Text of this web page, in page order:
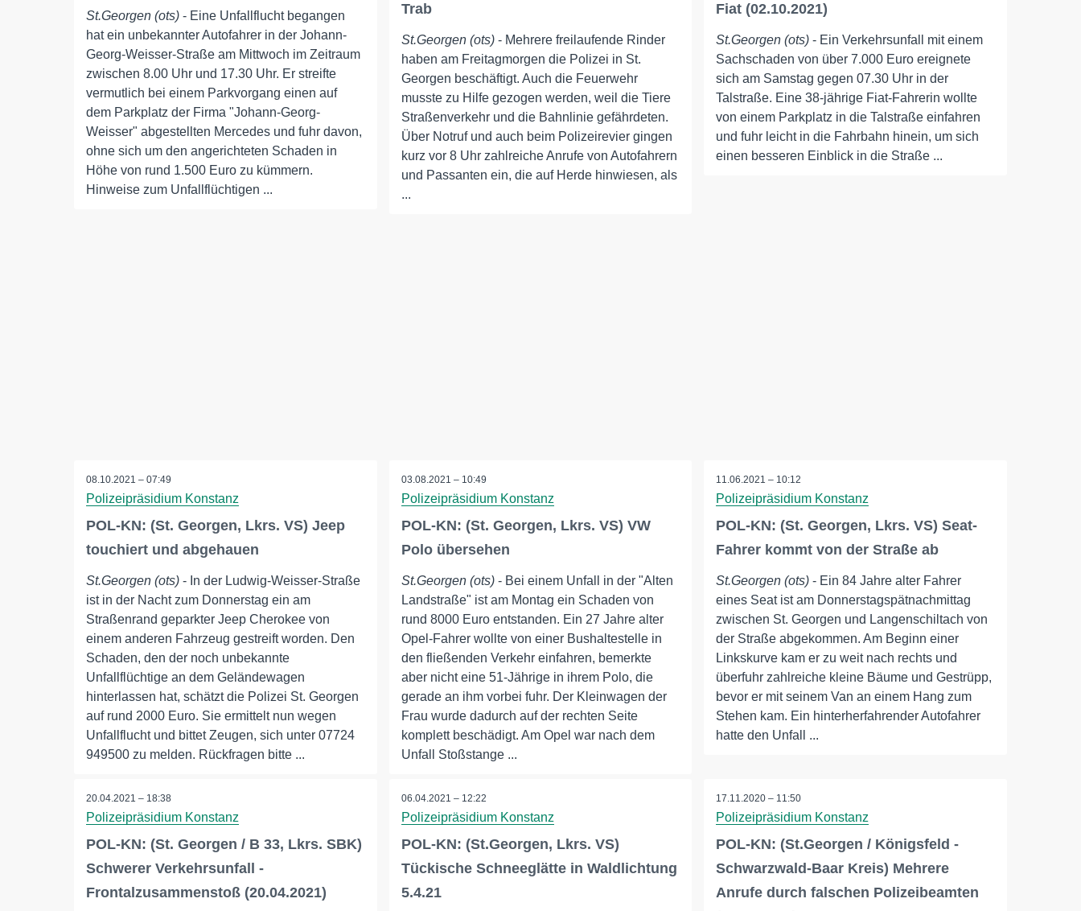
St.Georgen (ots) - Eine Unfallflucht begangen
hat ein unbekannter Autofahrer in der Johann-
Georg-Weisser-Straße am Mittwoch im Zeitraum
zwischen 8.00 Uhr und 17.30 Uhr. Er streifte
vermutlich bei einem Parkvorgang einen auf
dem Parkplatz der Firma "Johann-Georg-
Weisser" abgestellten Mercedes und fuhr davon,
ohne sich um den angerichteten Schaden in
Höhe von rund 1.500 Euro zu kümmern.
Hinweise zum Unfallflüchtigen ...
Trab
St.Georgen (ots)- Mehrere freilaufende Rinder
haben am Freitagmorgen die Polizei in St.
Georgen beschäftigt. Auch die Feuerwehr
musste zu Hilfe gezogen werden, weil die Tiere
Straßenverkehr und die Bahnlinie gefährdeten.
Über Notruf und auch beim Polizeirevier gingen
kurz vor 8 Uhr zahlreiche Anrufe von Autofahrern
und Passanten ein, die auf Herde hinwiesen, als
...
Fiat (02.10.2021)
St.Georgen (ots) - Ein Verkehrsunfall mit einem
Sachschaden von über 7.000 Euro ereignete
sich am Samstag gegen 07.30 Uhr in der
Talstraße. Eine 38-jährige Fiat-Fahrerin wollte
von einem Parkplatz in die Talstraße einfahren
und fuhr leicht in die Fahrbahn hinein, um sich
einen besseren Einblick in die Straße ...
08.10.2021 – 07:49
Polizeipräsidium Konstanz
POL-KN: (St. Georgen, Lkrs. VS) Jeep
touchiert und abgehauen
St.Georgen (ots) - In der Ludwig-Weisser-Straße
ist in der Nacht zum Donnerstag ein am
Straßenrand geparkter Jeep Cherokee von
einem anderen Fahrzeug gestreift worden. Den
Schaden, den der noch unbekannte
Unfallflüchtige an dem Geländewagen
hinterlassen hat, schätzt die Polizei St. Georgen
auf rund 2000 Euro. Sie ermittelt nun wegen
Unfallflucht und bittet Zeugen, sich unter 07724
949500 zu melden. Rückfragen bitte ...
03.08.2021 – 10:49
Polizeipräsidium Konstanz
POL-KN: (St. Georgen, Lkrs. VS) VW
Polo übersehen
St.Georgen (ots)- Bei einem Unfall in der "Alten
Landstraße" ist am Montag ein Schaden von
rund 8000 Euro entstanden. Ein 27 Jahre alter
Opel-Fahrer wollte von einer Bushaltestelle in
den fließenden Verkehr einfahren, bemerkte
aber nicht eine 51-Jährige in ihrem Polo, die
gerade an ihm vorbei fuhr. Der Kleinwagen der
Frau wurde dadurch auf der rechten Seite
komplett beschädigt. Am Opel war nach dem
Unfall Stoßstange ...
11.06.2021 – 10:12
Polizeipräsidium Konstanz
POL-KN: (St. Georgen, Lkrs. VS) Seat-
Fahrer kommt von der Straße ab
St.Georgen (ots) - Ein 84 Jahre alter Fahrer
eines Seat ist am Donnerstagspätnachmittag
zwischen St. Georgen und Langenschiltach von
der Straße abgekommen. Am Beginn einer
Linkskurve kam er zu weit nach rechts und
überfuhr zahlreiche kleine Bäume und Gestrüpp,
bevor er mit seinem Van an einem Hang zum
Stehen kam. Ein hinterherfahrender Autofahrer
hatte den Unfall ...
20.04.2021 – 18:38
Polizeipräsidium Konstanz
POL-KN: (St. Georgen / B 33, Lkrs. SBK)
Schwerer Verkehrsunfall -
Frontalzusammenstoß (20.04.2021)
06.04.2021 – 12:22
Polizeipräsidium Konstanz
POL-KN: (St.Georgen, Lkrs. VS)
Tückische Schneeglätte in Waldlichtung
5.4.21
17.11.2020 – 11:50
Polizeipräsidium Konstanz
POL-KN: (St.Georgen / Königsfeld -
Schwarzwald-Baar Kreis) Mehrere
Anrufe durch falschen Polizeibeamten